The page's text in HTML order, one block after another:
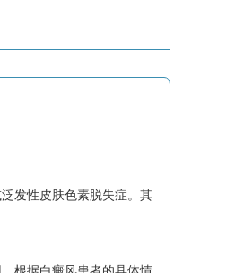
发性皮肤色素脱失症。其